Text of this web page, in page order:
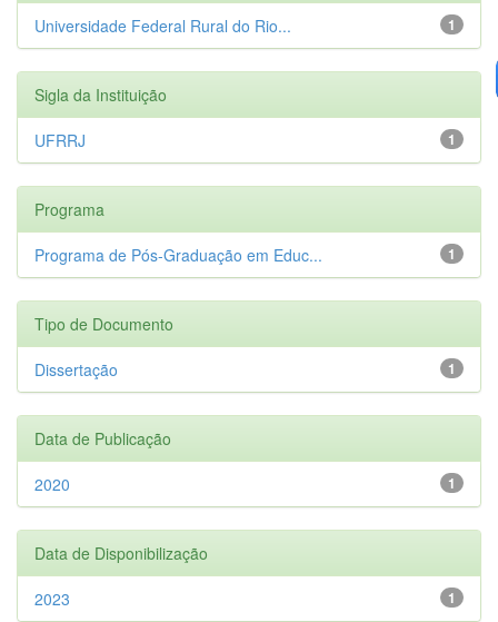
1
Universidade Federal Rural do Rio...
Sigla da Instituição
1
UFRRJ
Programa
1
Programa de Pós-Graduação em Educ...
Tipo de Documento
1
Dissertação
Data de Publicação
1
2020
Data de Disponibilização
1
2023